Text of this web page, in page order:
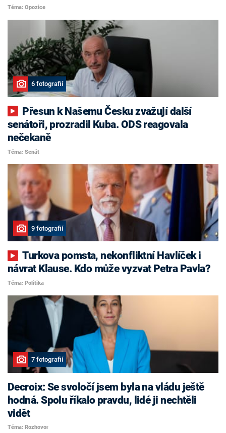
Téma: Opozice
6 fotografií
senátoři, prozradil Kuba. ODS reagovala
nečekaně
Téma: Senát
9 fotografií
Turkova pomsta, nekonfliktní Havlíček i
návrat Klause. Kdo může vyzvat Petra Pavla?
Téma: Politika
7 fotografií
Decroix: Se svoločí jsem byla na vládu ještě
hodná. Spolu říkalo pravdu, lidé ji nechtěli
vidět
Téma: Rozhovor